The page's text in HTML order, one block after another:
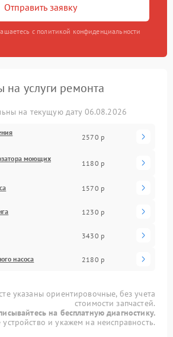
Отправить заявку
с политикой конфиденциальности
на услуги ремонта
на текущую дату 06.08.2026
2570 р
моющих
1180 р
1570 р
1230 р
3430 р
насоса 2180 р
указаны ориентировочные, без учета
стоимости запчастей.
на бесплатную диагностику.
и укажем на неисправность.